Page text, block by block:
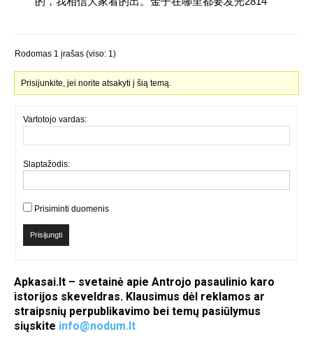
Rodomas 1 įrašas (viso: 1)
Prisijunkite, jei norite atsakyti į šią temą.
Vartotojo vardas:
Slaptažodis:
Prisiminti duomenis
Prisijungti
Apkasai.lt – svetainė apie Antrojo pasaulinio karo
istorijos skeveldras. Klausimus dėl reklamos ar
straipsnių perpublikavimo bei temų pasiūlymus
siųskite info@nodum.lt